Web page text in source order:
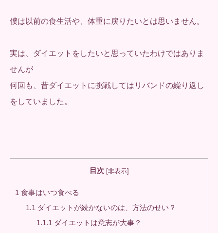
僕は以前の食生活や、体重に戻りたいとは思いません。
実は、ダイエットをしたいと思っていたわけではありま
せんが
何回も、昔ダイエットに挑戦してはリバンドの繰り返し
をしていました。
目次 [非表示]
1 食事はいつ食べる
1.1 ダイエットが続かないのは、方法のせい？
1.1.1 ダイエットは意志が大事？